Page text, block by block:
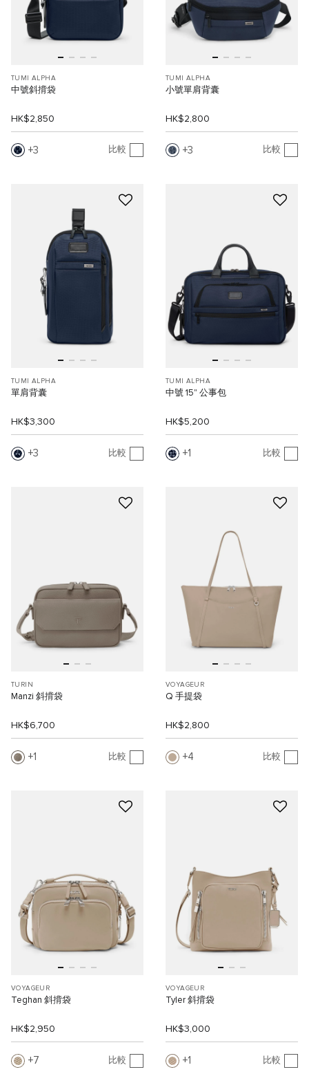
TUMI ALPHA
中號斜揹袋
HK$2,850
3 比較
TUMI ALPHA
小號單肩背囊
HK$2,800
3 比較
TUMI ALPHA
單肩背囊
HK$3,300
3 比較
TUMI ALPHA
中號 15" 公事包
HK$5,200
1 比較
TURIN
Manzi 斜揹袋
HK$6,700
1 比較
VOYAGEUR
Q 手提袋
HK$2,800
4 比較
VOYAGEUR
Teghan 斜揹袋
HK$2,950
7 比較
VOYAGEUR
Tyler 斜揹袋
HK$3,000
1 比較